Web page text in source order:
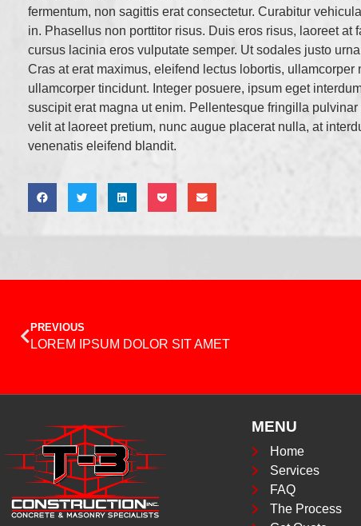
fermentum, non sagittis erat consectetur. Curabitur
in. Phasellus non porttitor risus. Duis eros risus, laoreet
cursus lacinia eros vulputate semper. Ut sodales justo
Cras at erat maximus, eleifend lectus lobortis,
ullamcorper tincidunt. Integer posuere, ipsum eget
suscipit erat magna ut enim. Pellentesque fringilla
velit at laoreet pretium, nunc augue placerat nulla, at
venenatis eleifend blandit.
PREVIOUS
LOREM IPSUM DOLOR SIT AMET
MENU
Home
Services
FAQ
The Process